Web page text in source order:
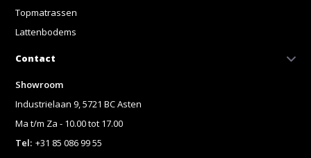
Topmatrassen
Lattenbodems
Contact
Showroom
Industrielaan 9, 5721 BC Asten
Ma t/m Za - 10.00 tot 17.00
Tel: +31 85 086 99 55